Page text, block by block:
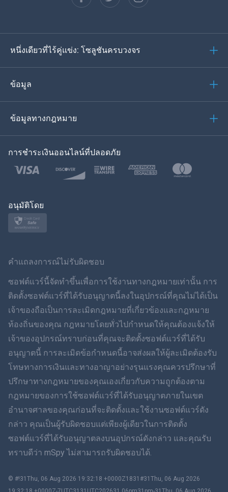
Español
ภาษาเยอรมัน
โปรตุเกส
ภาษาไทย
โปแลนด์
ภาษาไทย
Dansk
ฮินดี
ภาษาฮีบรู
โรมาเนีย
กรีก
หนึ่งเดียวที่ไร้คู่แข่ง: โซลูชันครบวงจร
ข้อมูล
ข้อมูลทางกฎหมาย
การชำระเงินออนไลน์ที่ปลอดภัย
อนุมัติโดย
คำแถลงการณ์ไม่รับผิดชอบ
ซอฟต์แวร์นี้จัดทำขึ้นเพื่อการใช้งานทางกฎหมายเท่านั้น การ
ติดตั้งซอฟต์แวร์ที่ได้รับอนุญาตนี้ลงในอุปกรณ์ที่คุณไม่ได้เป็น
เจ้าของถือเป็นการละเมิดกฎหมายที่เกี่ยวข้องและกฎหมาย
ท้องถิ่นของคุณ กฎหมายโดยทั่วไปกำหนดให้คุณต้องแจ้งให้
เจ้าของอุปกรณ์ทราบก่อนที่คุณจะติดตั้งซอฟต์แวร์ที่ได้รับ
อนุญาตนี้ การละเมิดข้อกำหนดนี้อาจส่งผลให้ผู้ละเมิดต้องรับ
โทษทางการเงินและทางอาญาอย่างรุนแรงคุณควรปรึกษาที่
ปรึกษาทางกฎหมายของคุณเองเกี่ยวกับความถูกต้องตาม
กฎหมายของการใช้ซอฟต์แวร์ที่ได้รับอนุญาตภายในเขต
อำนาจศาลของคุณก่อนที่จะติดตั้งและใช้งานซอฟต์แวร์ดัง
กล่าว คุณเป็นผู้รับผิดชอบแต่เพียงผู้เดียวในการติดตั้ง
ซอฟต์แวร์ที่ได้รับอนุญาตลงบนอุปกรณ์ดังกล่าว และคุณรับ
ทราบดีว่า mSpy ไม่สามารถรับผิดชอบได้.
© #!31Thu, 06 Aug 2026 19:32:18 +0000Z1831#31Thu, 06 Aug 2026